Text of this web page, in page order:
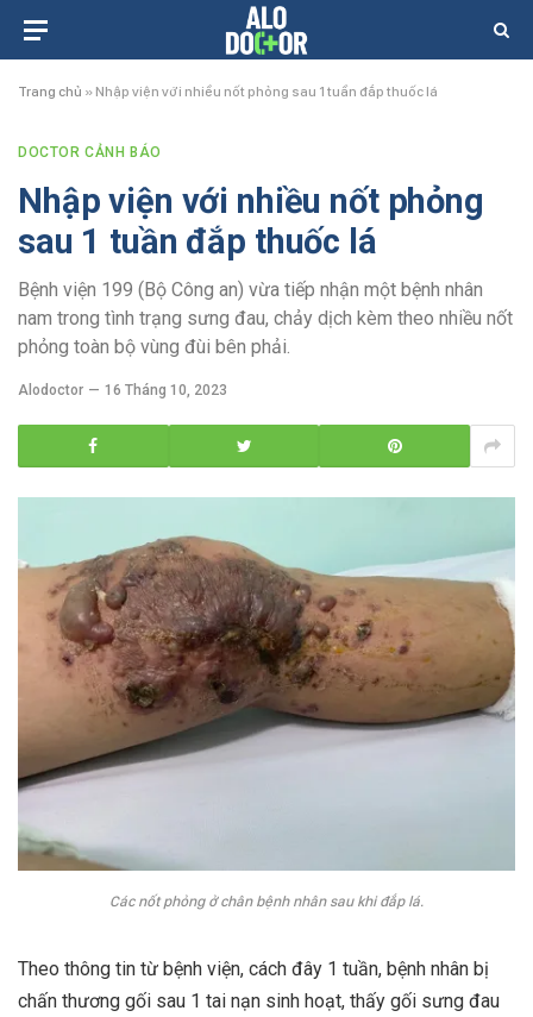
Trang chủ » Nhập viện với nhiều nốt phỏng sau 1 tuần đắp thuốc lá
DOCTOR CẢNH BÁO
Nhập viện với nhiều nốt phỏng
sau 1 tuần đắp thuốc lá
Bệnh viện 199 (Bộ Công an) vừa tiếp nhận một bệnh nhân
nam trong tình trạng sưng đau, chảy dịch kèm theo nhiều nốt
phỏng toàn bộ vùng đùi bên phải.
Alodoctor 16 Tháng 10, 2023
Các nốt phỏng ở chân bệnh nhân sau khi đắp lá.
Theo thông tin từ bệnh viện, cách đây 1 tuần, bệnh nhân bị
chấn thương gối sau 1 tai nạn sinh hoạt, thấy gối sưng đau